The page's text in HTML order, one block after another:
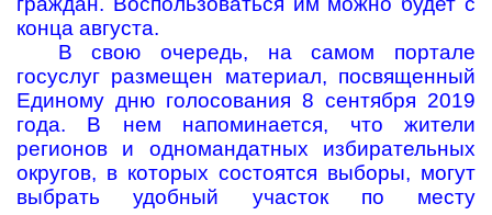
конца августа.
В свою очередь, на самом портале
госуслуг размещен материал, посвященный
Единому дню голосования 8 сентября 2019
года. В нем напоминается, что жители
регионов и одномандатных избирательных
округов, в которых состоятся выборы, могут
выбрать удобный участок по месту